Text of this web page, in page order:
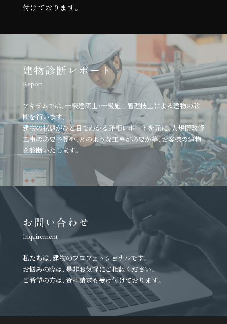
付けております。
建物診断レポート
Report
アキテムでは、一級建築士・一級施工管理技士による建物の診
断を行います。
建物の状態がひと目でわかる詳細レポートを元に、大規模改修
工事の必要予算や、どのような工事が必要か等、お客様の建物
を診断いたします。
お問い合わせ
Inquirement
私たちは、建物のプロフェッショナルです。
お悩みの際は、是非お気軽にご相談ください。
ご希望の方は、資料請求も受け付けております。